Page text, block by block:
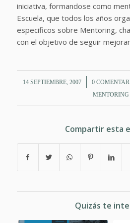
iniciativa, formandose como
Escuela, que todos los años
especificos sobre Mentoring,
con el objetivo de seguir
14 SEPTIEMBRE, 2007
/ 0 /
MENTORING
Compartir esta
Quizás te